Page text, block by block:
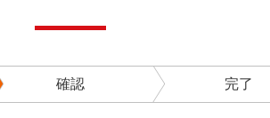
確認 完了